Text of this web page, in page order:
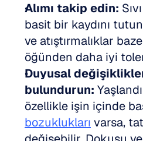
Alımı takip edin:
basit bir kaydını
ve atıştırmalıklar
öğünden daha iyi
Duyusal
bulundurun:
özellikle işin içinde
bozuklukları varsa,